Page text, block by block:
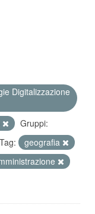
Digitalizzazione
Gruppi:
Tag:
geografia